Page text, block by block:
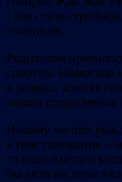
Она стала
изменили.
Родителям
спортом. Помогали
в разных концах
наших спортсменок
Никому же при
а твое призвание –
то надо найти и
бы дитя ни